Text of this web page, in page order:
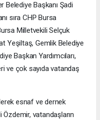
Belediye Başkanı Şadi
sıra CHP Bursa
Milletvekili Selçuk
Yeşiltaş, Gemlik Belediye
Başkan Yardımcıları,
ve çok sayıda vatandaş
esnaf ve dernek
vatandaşların